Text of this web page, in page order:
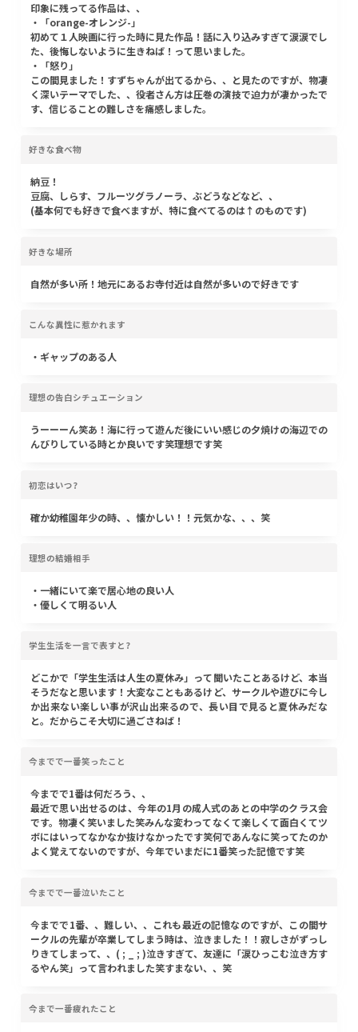
印象に残ってる作品は、、
・「orange-オレンジ-」
初めて１人映画に行った時に見た作品！話に入り込みすぎて涙涙でし
た、後悔しないように生きねば！って思いました。
・「怒り」
この間見ました！すずちゃんが出てるから、、と見たのですが、物凄
く深いテーマでした、、役者さん方は圧巻の演技で迫力が凄かったで
す、信じることの難しさを痛感しました。
好きな食べ物
納豆！
豆腐、しらす、フルーツグラノーラ、ぶどうなどなど、、
(基本何でも好きで食べますが、特に食べてるのは↑のものです)
好きな場所
自然が多い所！地元にあるお寺付近は自然が多いので好きです
こんな異性に惹かれます
・ギャップのある人
理想の告白シチュエーション
うーーーん笑あ！海に行って遊んだ後にいい感じの夕焼けの海辺での
んびりしている時とか良いです笑理想です笑
初恋はいつ?
確か幼稚園年少の時、、懐かしい！！元気かな、、、笑
理想の結婚相手
・一緒にいて楽で居心地の良い人
・優しくて明るい人
学生生活を一言で表すと?
どこかで「学生生活は人生の夏休み」って聞いたことあるけど、本当
そうだなと思います！大変なこともあるけど、サークルや遊びに今し
か出来ない楽しい事が沢山出来るので、長い目で見ると夏休みだな
と。だからこそ大切に過ごさねば！
今までで一番笑ったこと
今までで1番は何だろう、、
最近で思い出せるのは、今年の1月の成人式のあとの中学のクラス会
です。物凄く笑いました笑みんな変わってなくて楽しくて面白くてツ
ボにはいってなかなか抜けなかったです笑何であんなに笑ってたのか
よく覚えてないのですが、今年でいまだに1番笑った記憶です笑
今までで一番泣いたこと
今までで1番、、難しい、、これも最近の記憶なのですが、この間サ
ークルの先輩が卒業してしまう時は、泣きました！！寂しさがずっし
りきてしまって、、( ; _ ; )泣きすぎて、友達に「涙ひっこむ泣き方す
るやん笑」って言われました笑すまない、、笑
今まで一番疲れたこと